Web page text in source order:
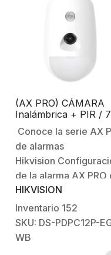
accidental.Protección
IP54.Accesorio de
cordón incluido y
disponible (DS-PDB-
Físicas y
Batería…
(AX PRO) CÁMARA
Inalámbrica + PIR / 7
Años de Batería /
Inmunidad a
Rango de Detección
12 mts / Angulo de
de Cobertura
Conoce la serie AX
de alarmas
Hikvision
de la alarma AX PRO
HikvisionBienvenido al
futuro con AX PRO
HikvisionSistema
Robusto contra
HIKVISION
Inventario 152
SKU: DS-PDPC12P-
WB